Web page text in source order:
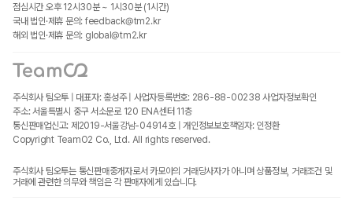
점심시간 오후 12시30분 ~ 1시30분 (1시간)
국내 법인·제휴 문의: feedback@tm2.kr
해외 법인·제휴 문의: global@tm2.kr
주식회사 팀오투 | 대표자: 홍성주 | 사업자등록번호: 286-88-00238 사업자정보확인
주소: 서울특별시 중구 서소문로 120 ENA센터 11층
통신판매업신고: 제2019-서울강남-04914호 | 개인정보보호책임자: 인정환
Copyright TeamO2 Co., Ltd. All rights reserved.
주식회사 팀오투는 통신판매중개자로서 카모아의 거래당사자가 아니며 상품정보, 거래조건 및
거래에 관련한 의무와 책임은 각 판매자에게 있습니다.